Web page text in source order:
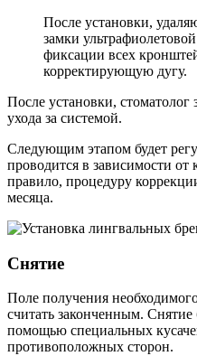
После установки,
замки
фиксации всех
корректирующую дугу.
После установки,
ухода за системой.
Следующим этапом будет
проводится в зависимости от
правило, процедуру
месяца.
Снятие
Поле получения
считать законченным. Снятие
помощью специальных
противоположных сторон.